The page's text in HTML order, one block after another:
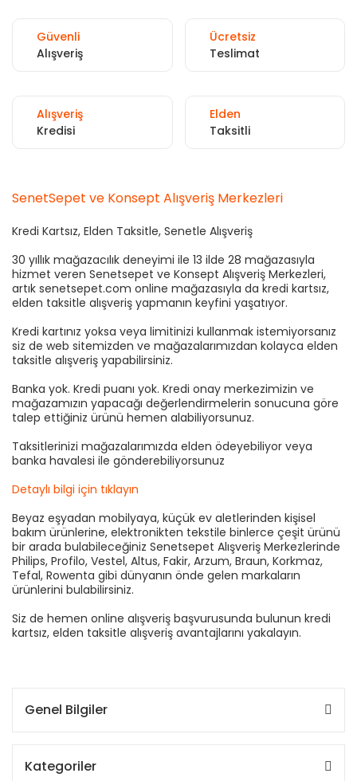
Güvenli
Alışveriş
Ücretsiz
Teslimat
Alışveriş
Kredisi
Elden
Taksitli
SenetSepet ve Konsept Alışveriş Merkezleri
Kredi Kartsız, Elden Taksitle, Senetle Alışveriş
30 yıllık mağazacılık deneyimi ile 13 ilde 28 mağazasıyla
hizmet veren Senetsepet ve Konsept Alışveriş Merkezleri,
artık senetsepet.com online mağazasıyla da kredi kartsız,
elden taksitle alışveriş yapmanın keyfini yaşatıyor.
Kredi kartınız yoksa veya limitinizi kullanmak istemiyorsanız
siz de web sitemizden ve mağazalarımızdan kolayca elden
taksitle alışveriş yapabilirsiniz.
Banka yok. Kredi puanı yok. Kredi onay merkezimizin ve
mağazamızın yapacağı değerlendirmelerin sonucuna göre
talep ettiğiniz ürünü hemen alabiliyorsunuz.
Taksitlerinizi mağazalarımızda elden ödeyebiliyor veya
banka havalesi ile gönderebiliyorsunuz
Detaylı bilgi için tıklayın
Beyaz eşyadan mobilyaya, küçük ev aletlerinden kişisel
bakım ürünlerine, elektronikten tekstile binlerce çeşit ürünü
bir arada bulabileceğiniz Senetsepet Alışveriş Merkezlerinde
Philips, Profilo, Vestel, Altus, Fakir, Arzum, Braun, Korkmaz,
Tefal, Rowenta gibi dünyanın önde gelen markaların
ürünlerini bulabilirsiniz.
Siz de hemen online alışveriş başvurusunda bulunun kredi
kartsız, elden taksitle alışveriş avantajlarını yakalayın.
Genel Bilgiler
Kategoriler